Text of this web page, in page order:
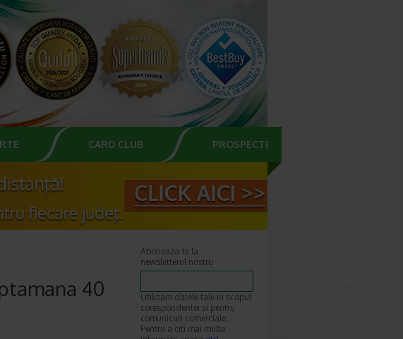
CARD CLUB PROSPECTE
40
Aboneaza-te la
newsletterul nostru
Utilizam datele tale in scopul
corespondentei si pentru
comunicari comerciale.
Pentru a citi mai multe